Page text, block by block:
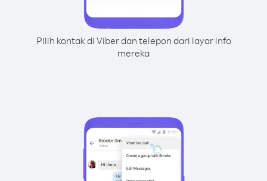
Pilih kontak di Viber dan telepon dari layar info
mereka